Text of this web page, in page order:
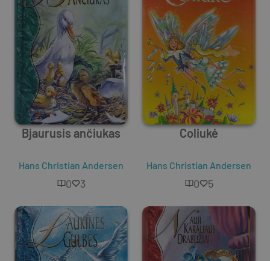
Bjaurusis ančiukas
Hans Christian Andersen
0 3
Coliukė
Hans Christian Andersen
0 5